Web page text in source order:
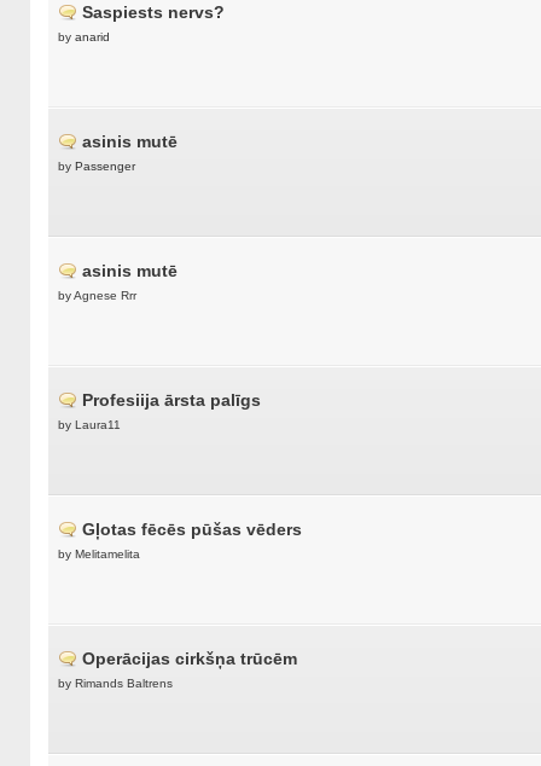
Saspiests nervs?
by anarid
asinis mutē
by Passenger
asinis mutē
by Agnese Rrr
Profesiija ārsta palīgs
by Laura11
Gļotas fēcēs pūšas vēders
by Melitamelita
Operācijas cirkšņa trūcēm
by Rimands Baltrens